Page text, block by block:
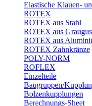
Elastische Klauen-
ROTEX
ROTEX aus Stahl
ROTEX aus
ROTEX aus
ROTEX Zahnkränze
POLY-NORM
ROFLEX
Einzelteile
Baugruppen/
Bolzenkupplungen
Berechnungs-Sheet